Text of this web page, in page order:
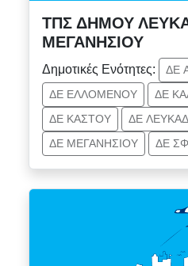
ΤΠΣ ΔΗΜΟΥ
ΜΕΓΑΝΗΣΙΟΥ
Δημοτικές Ενότητες:
ΔΕ
ΔΕ ΕΛΛΟΜΕΝΟΥ
ΔΕ
ΔΕ ΚΑΣΤΟΥ
ΔΕ
ΔΕ ΜΕΓΑΝΗΣΙΟΥ
ΔΕ